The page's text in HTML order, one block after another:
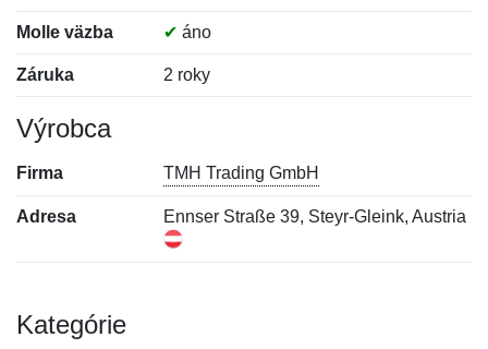
Molle väzba ✔ áno
Záruka 2 roky
Výrobca
Firma TMH Trading GmbH
Adresa Ennser Straße 39, Steyr-Gleink, Austria
Kategórie